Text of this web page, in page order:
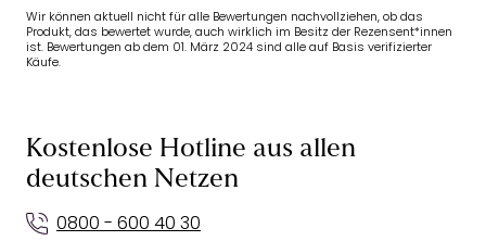
Wir können aktuell nicht für alle Bewertungen nachvollziehen, ob das
Produkt, das bewertet wurde, auch wirklich im Besitz der Rezensent*innen
ist. Bewertungen ab dem 01. März 2024 sind alle auf Basis verifizierter
Käufe.
Kostenlose Hotline aus allen
deutschen Netzen
0800 - 600 40 30